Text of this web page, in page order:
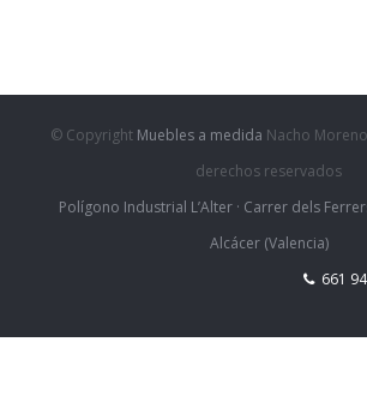
© Copyright Muebles a medida Nacho
derechos reservados
Polígono Industrial L’Alter · Carrer dels
Alcácer (Valencia)
661